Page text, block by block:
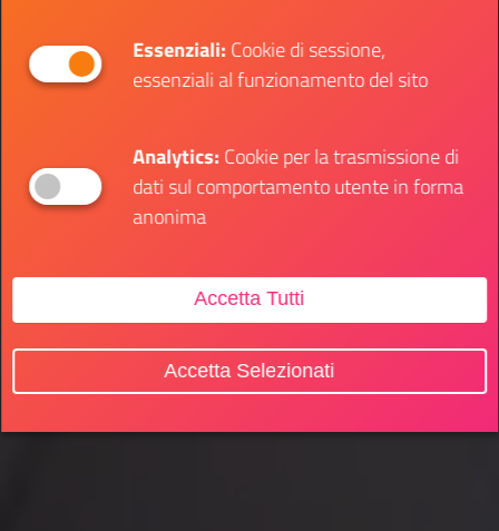
Essenziali:Cookie di sessione,
essenziali al funzionamento del sito
Analytics:Cookie per la trasmissione di
dati sul comportamento utente in forma
anonima
Accetta Tutti
Accetta Selezionati